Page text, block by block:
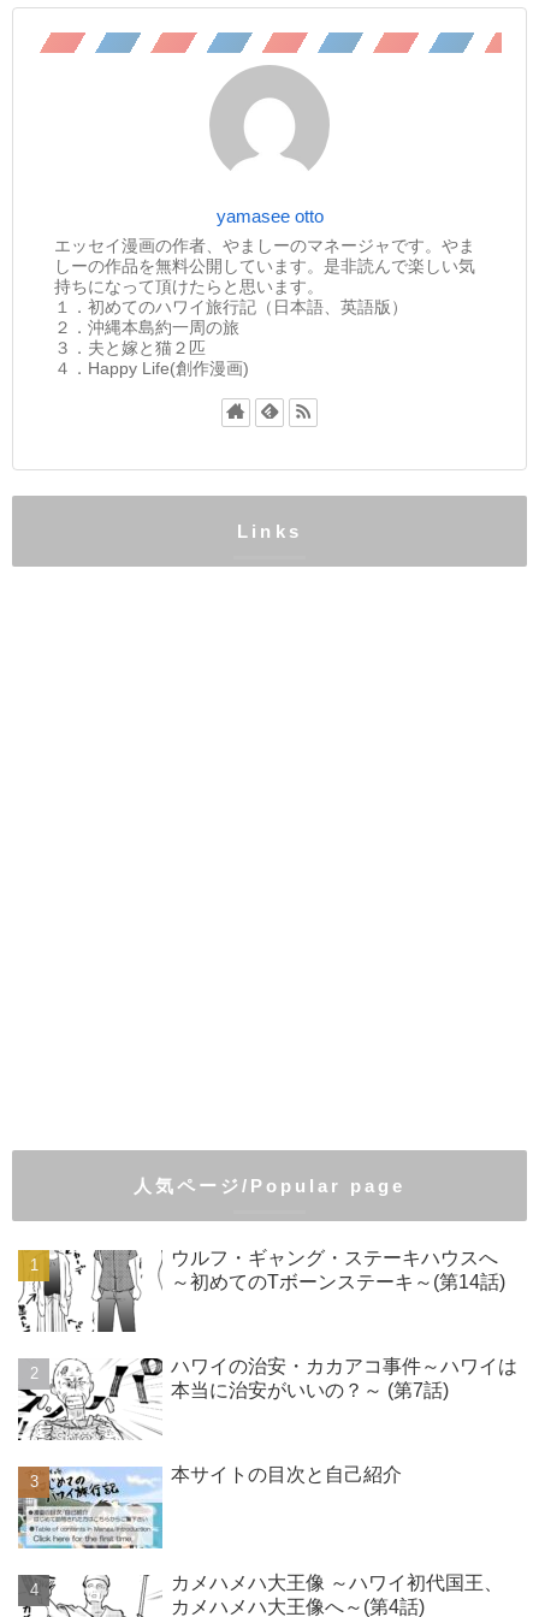
yamasee otto
エッセイ漫画の作者、やましーのマネージャです。やま
しーの作品を無料公開しています。是非読んで楽しい気
持ちになって頂けたらと思います。
１．初めてのハワイ旅行記（日本語、英語版）
２．沖縄本島約一周の旅
３．夫と嫁と猫２匹
４．Happy Life(創作漫画)
Links
人気ページ/Popular page
ウルフ・ギャング・ステーキハウスへ
～初めてのTボーンステーキ～(第14話)
ハワイの治安・カカアコ事件～ハワイは
本当に治安がいいの？～ (第7話)
本サイトの目次と自己紹介
カメハメハ大王像 ～ハワイ初代国王、
カメハメハ大王像へ～(第4話)